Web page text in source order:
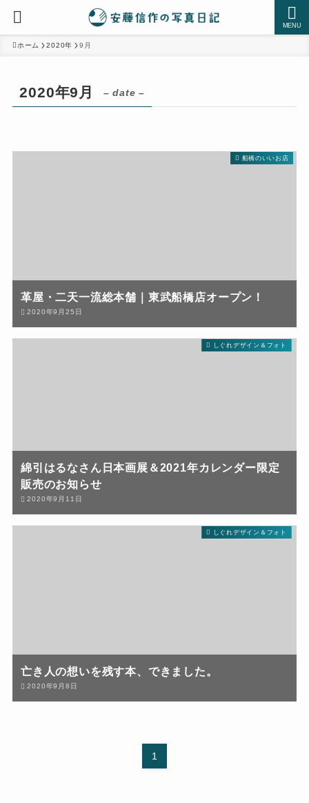
MENU
ホーム 2020年 9月
2020年9月 – date –
船橋のいいお店
革屋・二天一流総本舗｜東武船橋店オープン！
2020年9月25日
しぐれデザイン＆フォト
綿引はるなさん日本画展＆2021年カレンダー限定
販売のお知らせ
2020年9月11日
しぐれデザイン＆フォト
亡き人の想いを残す本、できました。
2020年9月8日
1